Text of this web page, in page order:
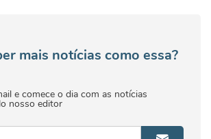
mais notícias como essa?
e comece o dia com as notícias
nosso editor